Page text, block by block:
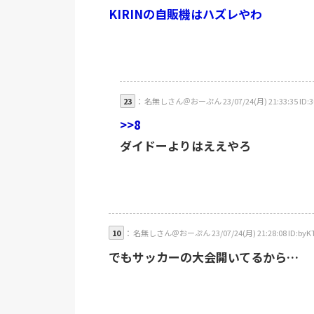
KIRINの自販機はハズレやわ
23 ： 名無しさん＠おーぷん 23/07/24(月) 21:33:35
>>8
ダイドーよりはええやろ
10 ： 名無しさん＠おーぷん 23/07/24(月) 21:28:08
でもサッカーの大会開いてるから…